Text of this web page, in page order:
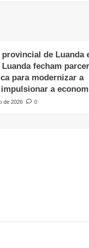
de Luanda
fecham
para modernizar a
a
de 2026 0